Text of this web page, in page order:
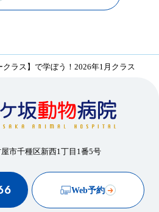
クラス】で学ぼう！2026年1月クラス
市千種区新西1丁目1番5号
Web予約